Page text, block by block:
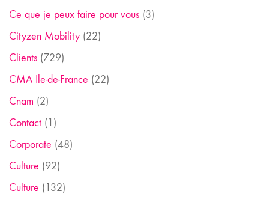
Ce que je peux faire pour vous (3)
Cityzen Mobility (22)
Clients (729)
CMA Ile-de-France (22)
Cnam (2)
Contact (1)
Corporate (48)
Culture (92)
Culture (132)